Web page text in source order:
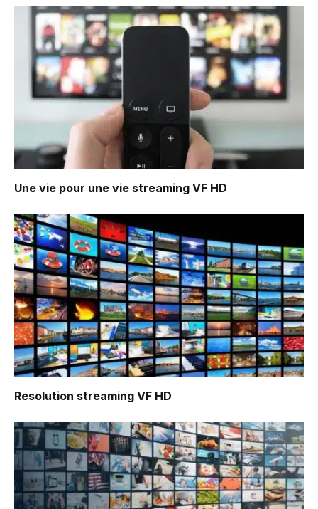
Une vie pour une vie streaming VF HD
Resolution streaming VF HD